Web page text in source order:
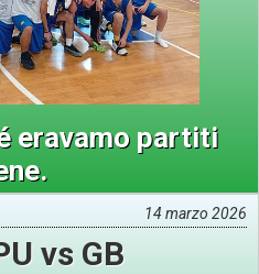
eravamo partiti
14 marzo 2026
vs GB